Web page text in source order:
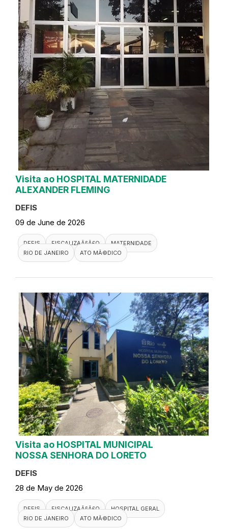
Visita ao HOSPITAL MATERNIDADE
ALEXANDER FLEMING
DEFIS
09 de June de 2026
DEFIS FISCALIZAÃ§Ã£O
MATERNIDADE
RIO DE JANEIRO
ATO MÃ©DICO
Visita ao HOSPITAL MUNICIPAL
NOSSA SENHORA DO LORETO
DEFIS
28 de May de 2026
DEFIS FISCALIZAÃ§Ã£O
HOSPITAL GERAL
RIO DE JANEIRO
ATO MÃ©DICO